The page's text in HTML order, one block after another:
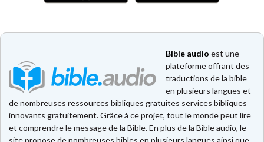
Bible audio est une
plateforme offrant des
traductions de la bible
en plusieurs langues et
de nombreuses ressources bibliques gratuites services bibliques
innovants gratuitement. Grâce à ce projet, tout le monde peut lire
et comprendre le message de la Bible. En plus de la Bible audio, le